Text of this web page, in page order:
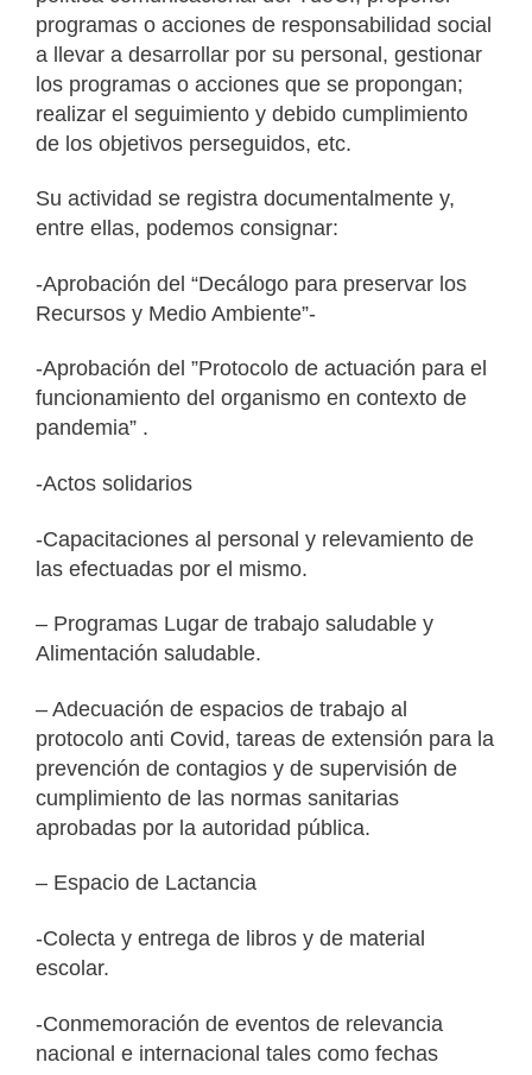
programas o acciones de responsabilidad social
a llevar a desarrollar por su personal, gestionar
los programas o acciones que se propongan;
realizar el seguimiento y debido cumplimiento
de los objetivos perseguidos, etc.
Su actividad se registra documentalmente y,
entre ellas, podemos consignar:
-Aprobación del “Decálogo para preservar los
Recursos y Medio Ambiente”-
-Aprobación del ”Protocolo de actuación para el
funcionamiento del organismo en contexto de
pandemia” .
-Actos solidarios
-Capacitaciones al personal y relevamiento de
las efectuadas por el mismo.
– Programas Lugar de trabajo saludable y
Alimentación saludable.
– Adecuación de espacios de trabajo al
protocolo anti Covid, tareas de extensión para la
prevención de contagios y de supervisión de
cumplimiento de las normas sanitarias
aprobadas por la autoridad pública.
– Espacio de Lactancia
-Colecta y entrega de libros y de material
escolar.
-Conmemoración de eventos de relevancia
nacional e internacional tales como fechas